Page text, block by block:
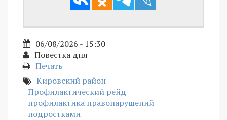
06/08/2026 - 15:30
Повестка дня
Печать
Кировский район
Профилактический рейд
профилактика правонарушений
подростками